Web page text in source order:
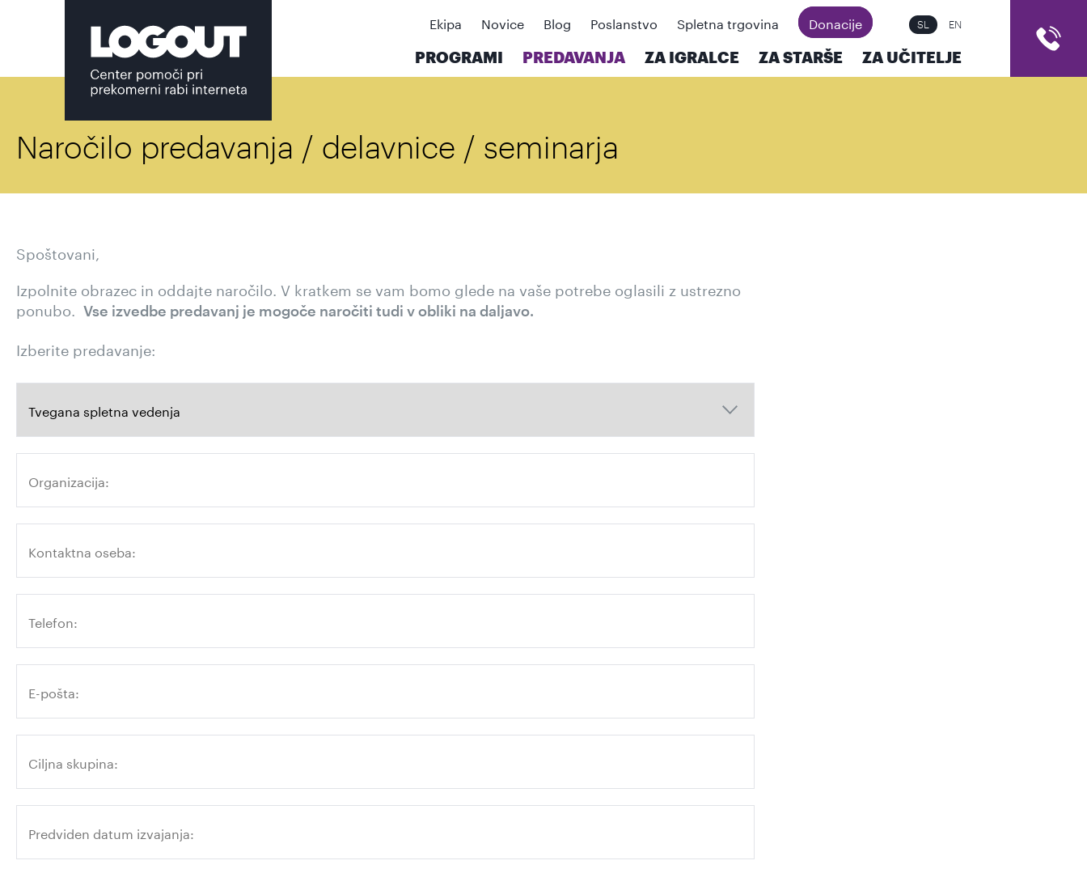
Ekipa Novice Blog Poslanstvo Spletna trgovina Donacije SL EN
PROGRAMI PREDAVANJA ZA IGRALCE ZA STARŠE ZA UČITELJE
Naročilo predavanja / delavnice / seminarja
Spoštovani,
Izpolnite obrazec in oddajte naročilo. V kratkem se vam bomo glede na vaše potrebe oglasili z ustrezno
ponubo.
Vse izvedbe predavanj je mogoče naročiti tudi v obliki na daljavo.
Izberite predavanje: